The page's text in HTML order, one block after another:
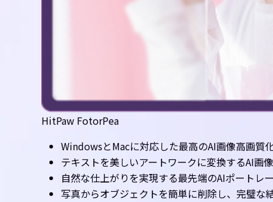
HitPaw FotorPea
WindowsとMacに対応した最高のAI画像高画質
テキストを美しいアートワークに変換するAI画
自然な仕上がりを実現する最先端のAIポートレ
写真からオブジェクトを簡単に削除し、完璧な